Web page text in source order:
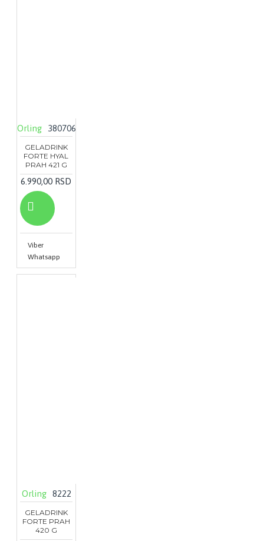
Orling 380706
GELADRINK
FORTE HYAL
PRAH 421 G
6.990,00 RSD
Viber
Whatsapp
Orling 8222
GELADRINK
FORTE PRAH
420 G